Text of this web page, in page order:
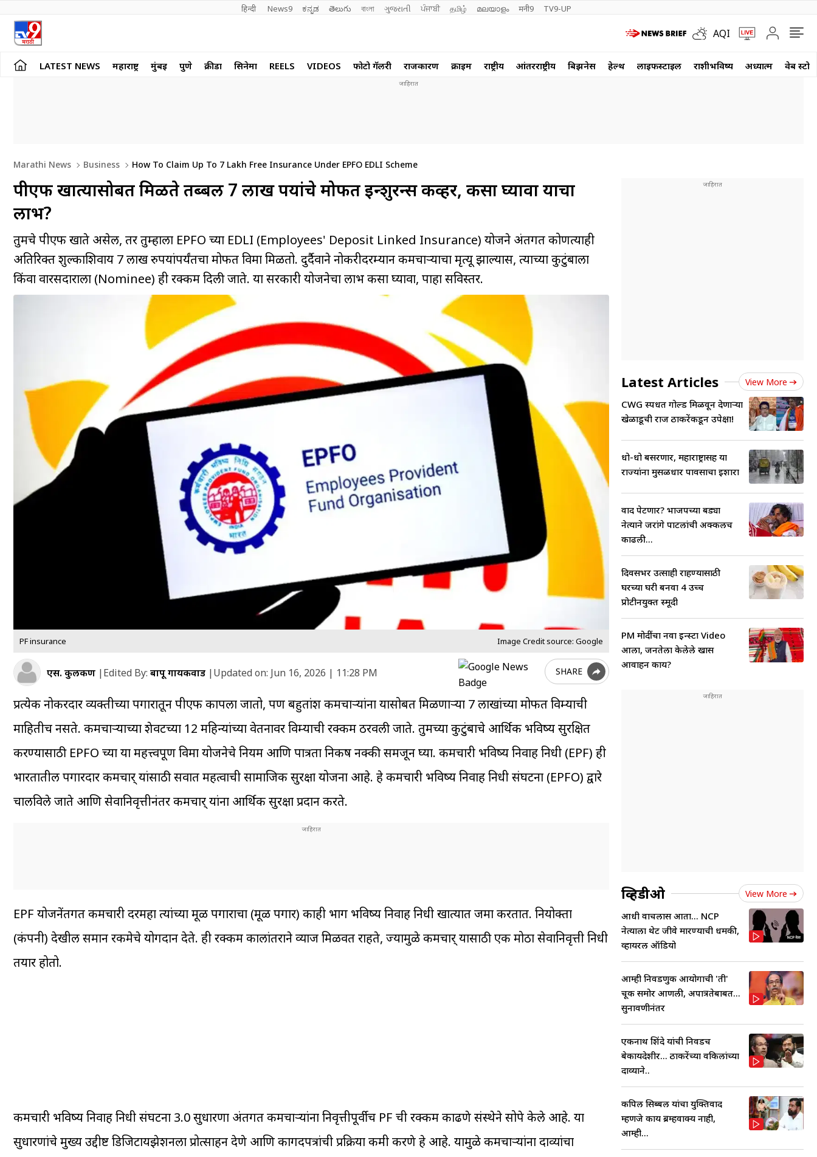
हिन्दी News9 ಕನ್ನಡ తెలుగు বাংলা ગુજરાતી ਪੰਜਾਬੀ தமிழ் മലയാളം मनी9 TV9-UP
AQI
LATEST NEWS महाराष्ट्र मुंबई पुणे क्रीडा सिनेमा REELS VIDEOS फोटो गॅलरी राजकारण क्राईम राष्ट्रीय आंतरराष्ट्रीय बिझनेस हेल्थ लाईफस्टाईल राशीभविष्य अध्यात्म वेब
Marathi News Business How To Claim Up To 7 Lakh Free Insurance Under EPFO EDLI Scheme
पीएफ खात्यासोबत मिळते तब्बल 7 लाख रुपयांचे मोफत इन्शुरन्स कव्हर, कसा घ्यावा याचा
लाभ?
तुमचे पीएफ खाते असेल, तर तुम्हाला EPFO च्या EDLI (Employees' Deposit Linked Insurance) योजने अंतर्गत कोणत्याही
अतिरिक्त शुल्काशिवाय 7 लाख रुपयांपर्यंतचा मोफत विमा मिळतो. दुर्दैवाने नोकरीदरम्यान कर्मचाऱ्याचा मृत्यू झाल्यास, त्याच्या कुटुंबाला
किंवा वारसदाराला (Nominee) ही रक्कम दिली जाते. या सरकारी योजनेचा लाभ कसा घ्यावा, पाहा सविस्तर.
PF insurance Image Credit source: Google
एस. कुलकर्णी |Edited By: बापू गायकवाड |Updated on: Jun 16, 2026 | 11:28 PM SHARE
प्रत्येक नोकरदार व्यक्तीच्या पगारातून पीएफ कापला जातो, पण बहुतांश कर्मचाऱ्यांना यासोबत मिळणाऱ्या 7 लाखांच्या मोफत विम्याची
माहितीच नसते. कर्मचाऱ्याच्या शेवटच्या 12 महिन्यांच्या वेतनावर विम्याची रक्कम ठरवली जाते. तुमच्या कुटुंबाचे आर्थिक भविष्य सुरक्षित
करण्यासाठी EPFO च्या या महत्त्वपूर्ण विमा योजनेचे नियम आणि पात्रता निकष नक्की समजून घ्या. कर्मचारी भविष्य निर्वाह निधी (EPF) ही
भारतातील पगारदार कर्मचार् यांसाठी सर्वात महत्वाची सामाजिक सुरक्षा योजना आहे. हे कर्मचारी भविष्य निर्वाह निधी संघटना (EPFO) द्वारे
चालविले जाते आणि सेवानिवृत्तीनंतर कर्मचार् यांना आर्थिक सुरक्षा प्रदान करते.
EPF योजनेंतर्गत कर्मचारी दरमहा त्यांच्या मूळ पगाराचा (मूळ पगार) काही भाग भविष्य निर्वाह निधी खात्यात जमा करतात. नियोक्ता
(कंपनी) देखील समान रकमेचे योगदान देते. ही रक्कम कालांतराने व्याज मिळवत राहते, ज्यामुळे कर्मचार् यासाठी एक मोठा सेवानिवृत्ती निधी
तयार होतो.
कर्मचारी भविष्य निर्वाह निधी संघटना 3.0 सुधारणा अंतर्गत कर्मचाऱ्यांना निवृत्तीपूर्वीच PF ची रक्कम काढणे संस्थेने सोपे केले आहे. या
सुधारणांचे मुख्य उद्दीष्ट डिजिटायझेशनला प्रोत्साहन देणे आणि कागदपत्रांची प्रक्रिया कमी करणे हे आहे. यामुळे कर्मचाऱ्यांना दाव्यांचा
Latest Articles View More
CWG स्पर्धेत गोल्ड मिळवून देणाऱ्या
खेळाडूची राज ठाकरेंकडून उपेक्षा!
धो-धो बसरणार, महाराष्ट्रासह या
राज्यांना मुसळधार पावसाचा इशारा
वाद पेटणार? भाजपच्या बड्या
नेत्याने जरांगे पाटलांची अक्कलच
काढली...
दिवसभर उत्साही राहण्यासाठी
घरच्या घरी बनवा 4 उच्च
प्रोटीनयुक्त स्मूदी
PM मोदींचा नवा इन्स्टा Video
आला, जनतेला केलेले खास
आवाहन काय?
व्हिडीओ View More
आधी वाचलास आता... NCP
नेत्याला थेट जीवे मारण्याची धमकी,
व्हायरल ऑडियो
आम्ही निवडणुक आयोगाची 'ती'
चूक समोर आणली, अपात्रतेबाबत...
सुनावणीनंतर
एकनाथ शिंदे यांची निवडच
बेकायदेशीर... ठाकरेंच्या वकिलांच्या
दाव्याने..
कपिल सिब्बल यांचा युक्तिवाद
म्हणजे काय ब्रम्हवाक्य नाही,
आम्ही...